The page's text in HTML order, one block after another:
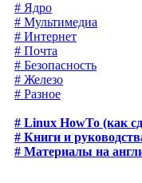
# Ядро
# Мультимедиа
# Интернет
# Почта
# Безопасность
# Железо
# Разное
# Linux HowTo (как
# Книги и
# Материалы на